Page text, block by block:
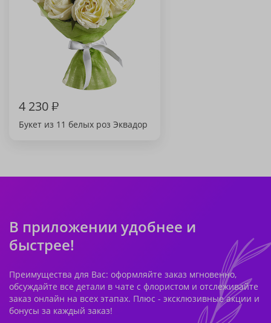
4 230₽
Букет из 11 белых роз Эквадор
В приложении удобнее и
быстрее!
Преимущества для Вас: оформляйте заказ мгновенно,
обсуждайте все детали в чате с флористом и отслеживайте
заказ онлайн на всех этапах. Плюс - эксклюзивные акции и
бонусы за каждый заказ!